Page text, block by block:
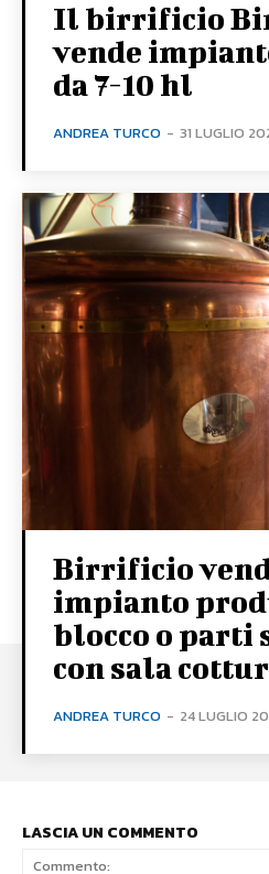
Il birrificio
vende
da 7-10 hl
ANDREA TURCO - 31 LUGLIO
Birrificio
impianto
blocco o parti
con sala
ANDREA TURCO - 24 LUGLIO
LASCIA UN COMMENTO